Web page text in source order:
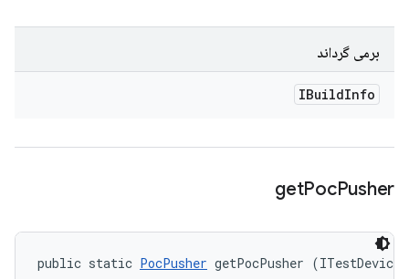
برمی گرداند
IBuildInfo
getPocPusher
public static PocPusher getPocPusher